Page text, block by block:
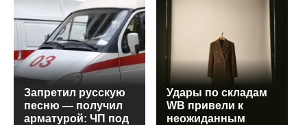
Запретил русскую
песню — получил
арматурой: ЧП под
Удары по складам
WB привели к
неожиданным